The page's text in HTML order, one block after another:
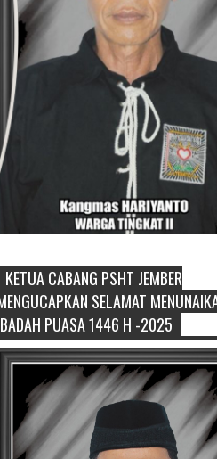
Sikapi Overproduksi Panen
Petani Muda Hidroponik
Pelatihan Manajemen
dan Tata Kelola Pasar
Setelah Pelatihan Diwilayah Ambulu Foto
Bersama MEMOPOS.co.id, Jember -
pertanian urban saat ini menjadi pilihan
generasi muda untuk ...
KETUA CABANG PSHT JEMBER
SELAMAT
PUASA 1446 H -2025